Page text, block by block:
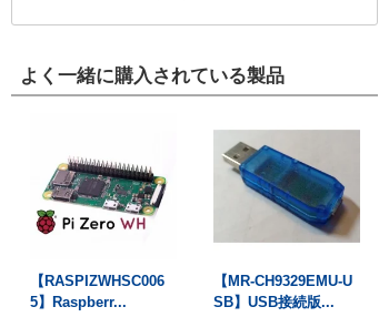
よく一緒に購入されている製品
【RASPIZWHSC006
5】Raspberr...
【MR-CH9329EMU-U
SB】USB接続版...